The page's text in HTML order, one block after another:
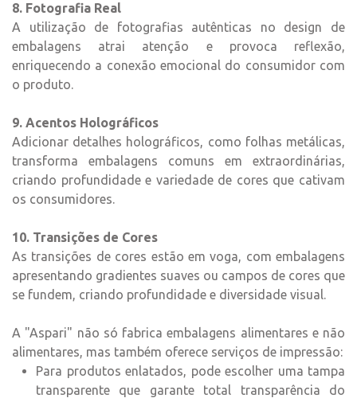
8. Fotografia Real
A utilização de fotografias autênticas no design de
embalagens atrai atenção e provoca reflexão,
enriquecendo a conexão emocional do consumidor com
o produto.
9. Acentos Holográficos
Adicionar detalhes holográficos, como folhas metálicas,
transforma embalagens comuns em extraordinárias,
criando profundidade e variedade de cores que cativam
os consumidores.
10. Transições de Cores
As transições de cores estão em voga, com embalagens
apresentando gradientes suaves ou campos de cores que
se fundem, criando profundidade e diversidade visual.
A "Aspari" não só fabrica embalagens alimentares e não
alimentares, mas também oferece serviços de impressão:
Para produtos enlatados, pode escolher uma tampa
transparente que garante total transparência do